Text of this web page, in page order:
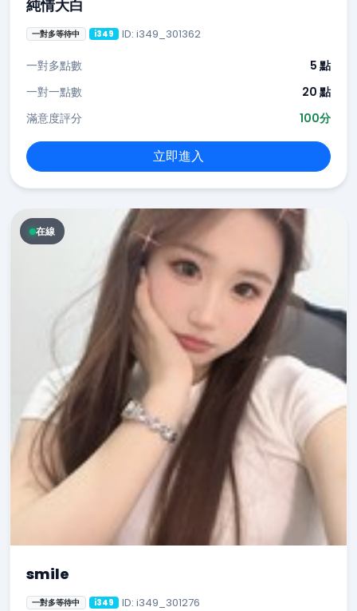
純情大白
一對多等待中 i349 ID: i349_301362
一對多點數
5 點
一對一點數
20 點
滿意度評分
100分
立即進入
在線
smile
一對多等待中 i349 ID: i349_301276